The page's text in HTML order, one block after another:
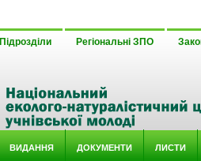
Підрозділи Регіональні ЗПО
ВИДАННЯ ДОКУМЕНТИ ЛИСТИ